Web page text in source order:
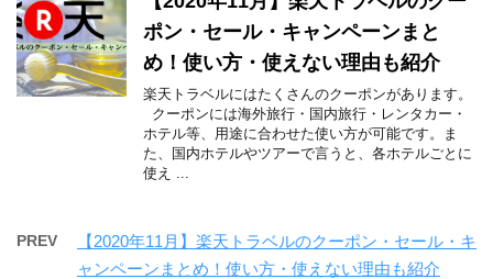
ポン・セール・キャンペーンまと
め！使い方・使えない理由も紹介
楽天トラベルにはたくさんのクーポンがあります。
クーポンには海外旅行・国内旅行・レンタカー・
ホテル等、用途に合わせた使い方が可能です。ま
た、国内ホテルやツアーで言うと、各ホテルごとに
使え ...
PREV
【2020年11月】楽天トラベルのクーポン・セール・キ
ャンペーンまとめ！使い方・使えない理由も紹介